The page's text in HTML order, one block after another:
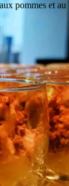
pommes et au